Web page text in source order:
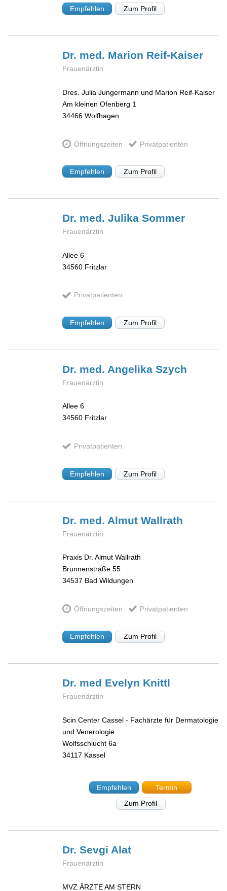
Empfehlen Zum Profil
Dr. med. Marion Reif-Kaiser
Frauenärztin
Dres. Julia Jungermann und Marion Reif-Kaiser
Am kleinen Ofenberg 1
34466 Wolfhagen
Öffnungszeiten Privatpatienten
Empfehlen Zum Profil
Dr. med. JulikaSommer
Frauenärztin
Allee 6
34560 Fritzlar
Privatpatienten
Empfehlen Zum Profil
Dr. med. AngelikaSzych
Frauenärztin
Allee 6
34560 Fritzlar
Privatpatienten
Empfehlen Zum Profil
Dr. med. AlmutWallrath
Frauenärztin
Praxis Dr. Almut Wallrath
Brunnenstraße 55
34537 Bad Wildungen
Öffnungszeiten Privatpatienten
Empfehlen Zum Profil
Dr. med Evelyn Knittl
Frauenärztin
Scin Center Cassel - Fachärzte für Dermatologie
und Venerologie
Wolfsschlucht 6a
34117 Kassel
Empfehlen
Termin
Zum Profil
Dr. Sevgi Alat
Frauenärztin
MVZ ÄRZTE AM STERN